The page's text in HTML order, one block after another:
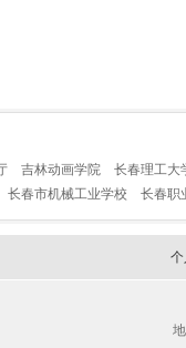
吉林动画学院 长春理工大
长春市机械工业学校 长春职